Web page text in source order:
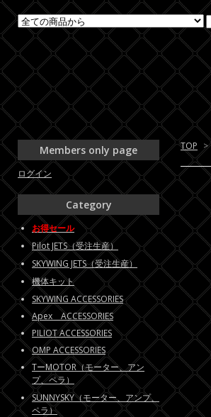
TOP >
Members only page
ログイン
Category
お得セール
Pilot JETS（受注生産）
SKYWING JETS（受注生産）
機体キット
SKYWING ACCESSORIES
Apex ACCESSORIES
PILIOT ACCESSORIES
OMP ACCESSORIES
TーMOTOR（モーター、アン
プ、ペラ）
SUNNYSKY（モーター、アンプ、
ペラ）